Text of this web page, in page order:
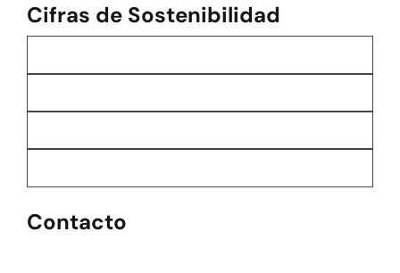
Cifras de Sostenibilidad
Contacto